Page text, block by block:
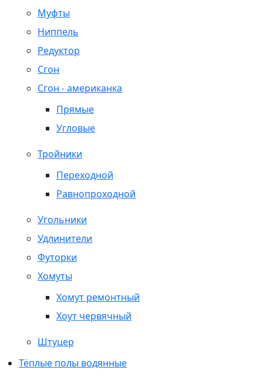
Муфты
Ниппель
Редуктор
Сгон
Сгон - американка
Прямые
Угловые
Тройники
Переходной
Равнопроходной
Угольники
Удлинители
Футорки
Хомуты
Хомут ремонтный
Хоут червячный
Штуцер
Тёплые полы водянные